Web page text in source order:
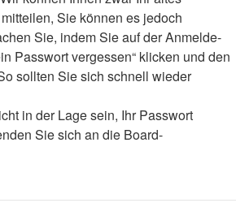
Sie können es jedoch
Sie, indem Sie auf der Anmelde-
Passwort vergessen“ klicken und den
sollten Sie sich schnell wieder
in der Lage sein, Ihr Passwort
Sie sich an die Board-